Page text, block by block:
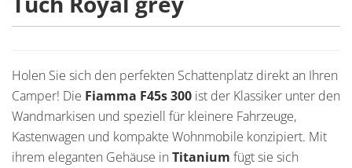
Holen Sie sich den perfekten Schattenplatz direkt an Ihren
Camper! Die Fiamma F45s 300 ist der Klassiker unter den
Wandmarkisen und speziell für kleinere Fahrzeuge,
Kastenwagen und kompakte Wohnmobile konzipiert. Mit
ihrem eleganten Gehäuse in Titanium fügt sie sich